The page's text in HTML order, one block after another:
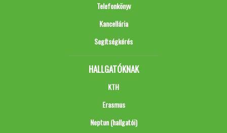
Telefonkönyv
Kancellária
Segítségkérés
HALLGATÓKNAK
KTH
Erasmus
Neptun (hallgatói)